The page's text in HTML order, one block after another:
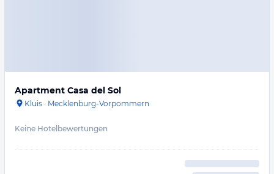
Apartment Casa del Sol
Kluis · Mecklenburg-Vorpommern
Keine Hotelbewertungen